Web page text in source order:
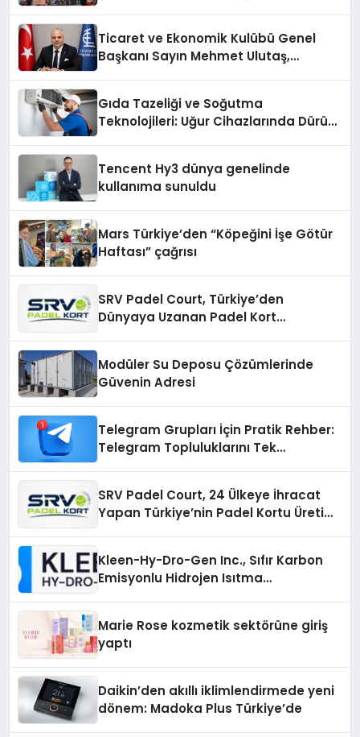
Ticaret ve Ekonomik Kulübü Genel
Başkanı Sayın Mehmet Ulutaş,
Gıda Tazeliği ve Soğutma
Teknolojileri: Uğur Cihazlarında Dürüst
Tencent Hy3 dünya genelinde
kullanıma sunuldu
Mars Türkiye’den “Köpeğini İşe Götür
Haftası” çağrısı
SRV Padel Court, Türkiye’den
Dünyaya Uzanan Padel Kort
Modüler Su Deposu Çözümlerinde
Güvenin Adresi
Telegram Grupları İçin Pratik Rehber:
Telegram Topluluklarını Tek
SRV Padel Court, 24 Ülkeye İhracat
Yapan Türkiye’nin Padel Kortu Üretim
Kleen-Hy-Dro-Gen Inc., Sıfır Karbon
Emisyonlu Hidrojen Isıtma
Marie Rose kozmetik sektörüne giriş
yaptı
Daikin’den akıllı iklimlendirmede yeni
dönem: Madoka Plus Türkiye’de